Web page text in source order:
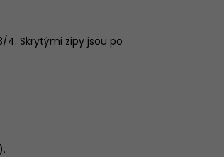
Skrytými zipy jsou po